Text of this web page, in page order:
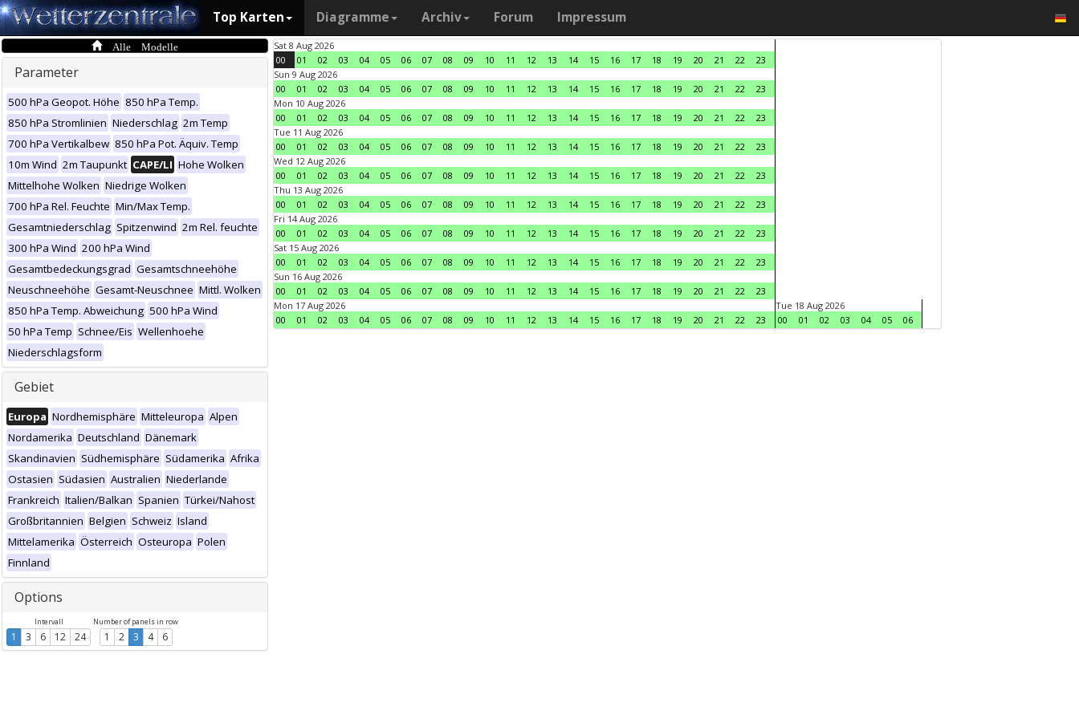
Top Karten Diagramme Archiv Forum Impressum
Alle Modelle
Parameter
500 hPa Geopot. Höhe 850 hPa Temp.
850 hPa Stromlinien Niederschlag 2m Temp
700 hPa Vertikalbew 850 hPa Pot. Äquiv. Temp
10m Wind 2m Taupunkt CAPE/LI Hohe Wolken
Mittelhohe Wolken Niedrige Wolken
700 hPa Rel. Feuchte Min/Max Temp.
Gesamtniederschlag Spitzenwind 2m Rel. feuchte
300 hPa Wind 200 hPa Wind
Gesamtbedeckungsgrad Gesamtschneehöhe
Neuschneehöhe Gesamt-Neuschnee Mittl. Wolken
850 hPa Temp. Abweichung 500 hPa Wind
50 hPa Temp Schnee/Eis Wellenhoehe
Niederschlagsform
Gebiet
Europa Nordhemisphäre Mitteleuropa Alpen
Nordamerika Deutschland Dänemark
Skandinavien Südhemisphäre Südamerika Afrika
Ostasien Südasien Australien Niederlande
Frankreich Italien/Balkan Spanien Türkei/Nahost
Großbritannien Belgien Schweiz Island
Mittelamerika Österreich Osteuropa Polen
Finnland
Options
Intervall
1 3 6 12 24
Number of panels in row
1 2 3 4 6
Sat 8 Aug 2026
00
01 02 03 04 05 06 07 08 09 10 11 12 13 14 15 16 17 18 19 20 21 22
23
Sun 9 Aug 2026
00
01 02 03 04 05 06 07 08 09 10 11 12 13 14 15 16 17 18 19 20 21 22
23
Mon 10 Aug 2026
00
01 02 03 04 05 06 07 08 09 10 11 12 13 14 15 16 17 18 19 20 21 22
23
Tue 11 Aug 2026
00
01 02 03 04 05 06 07 08 09 10 11 12 13 14 15 16 17 18 19 20 21 22
23
Wed 12 Aug 2026
00
01 02 03 04 05 06 07 08 09 10 11 12 13 14 15 16 17 18 19 20 21 22
23
Thu 13 Aug 2026
00
01 02 03 04 05 06 07 08 09 10 11 12 13 14 15 16 17 18 19 20 21 22
23
Fri 14 Aug 2026
00
01 02 03 04 05 06 07 08 09 10 11 12 13 14 15 16 17 18 19 20 21 22
23
Sat 15 Aug 2026
00
01 02 03 04 05 06 07 08 09 10 11 12 13 14 15 16 17 18 19 20 21 22
23
Sun 16 Aug 2026
00
01 02 03 04 05 06 07 08 09 10 11 12 13 14 15 16 17 18 19 20 21 22
23
Mon 17 Aug 2026
00
01 02 03 04 05 06 07 08 09 10 11 12 13 14 15 16 17 18 19 20 21 22 23
Tue 18 Aug 2026
00
01 02 03 04 05 06